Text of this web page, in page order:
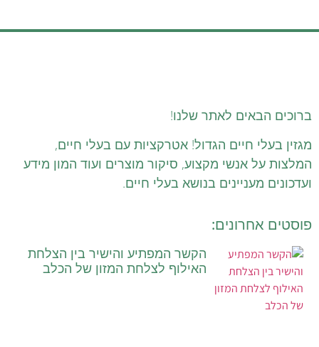
ברוכים הבאים לאתר שלנו!
מגזין בעלי חיים הגדול! אטרקציות עם בעלי חיים,
המלצות על אנשי מקצוע, סיקור מוצרים ועוד המון מידע
ועדכונים מעניינים בנושא בעלי חיים.
פוסטים אחרונים:
הקשר המפתיע והישיר בין הצלחת
האילוף לצלחת המזון של הכלב